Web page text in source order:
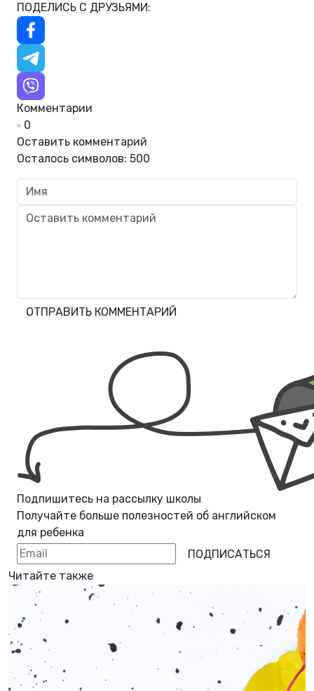
ПОДЕЛИСЬ С ДРУЗЬЯМИ:
Комментарии
0
Оставить комментарий
Осталось символов: 500
ОТПРАВИТЬ КОММЕНТАРИЙ
Подпишитесь на рассылку школы
Получайте больше полезностей об английском
для ребенка
ПОДПИСАТЬСЯ
Читайте также